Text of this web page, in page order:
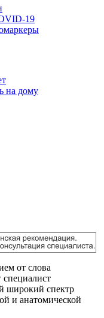
19
на дому
от слова
специалист
широкий спектр
и анатомической